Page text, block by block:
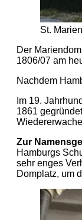
St.
Der
1806/07 am
Nachdem
Im 19.
1861
Zur
Hamburgs
sehr enges
Domplatz, um